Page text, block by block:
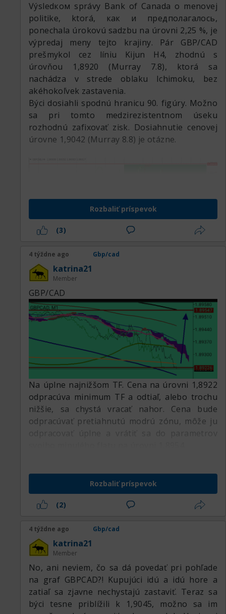
Výsledком správy Bank of Canada o menovej
politike, ktorá, как и предполагалось,
ponechala úrokovú sadzbu na úrovni 2,25 %, je
výpredaj meny tejto krajiny. Pár GBP/CAD
prešmykol cez líniu Kijun H4, zhodnú s
úrovňou 1,8920 (Murray 7.8), ktorá sa
nachádza v strede oblaku Ichimoku, bez
akéhokoľvek zastavenia.
Býci dosiahli spodnú hranicu 90. figúry. Možno
sa pri tomto medzirezistentnom úseku
rozhodnú zafixovať zisk. Dosiahnutie cenovej
úrovne 1,9042 (Murray 8.8) je otázne.
Rozbaliť príspevok
(3)
4 týždne ago Gbp/cad
katrina21
Member
GBP/CAD
Na úplne najnižšom TF. Cena na úrovni 1,8922
odpracúva minimum TF a odtiaľ, alebo trochu
nižšie, sa chystá vracať nahor. Cena bude
odpracúvať pretiahnutú modrú zónu, môže ju
odpracovať úplne a vrátiť sa do parametrov
Rozbaliť príspevok
(2)
4 týždne ago Gbp/cad
katrina21
Member
No, ani neviem, čo sa dá povedať pri pohľade
na graf GBPCAD?! Kupujúci idú a idú hore a
zatiaľ sa zjavne nechystajú zastaviť. Teraz sa
býci tesne priblížili k 1,9045, možno sa im